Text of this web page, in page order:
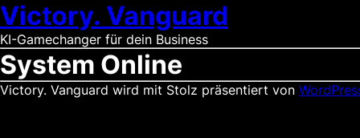
Victory. Vanguard
KI-Gamechanger für dein Business
System Online
Victory. Vanguard wird mit Stolz präsentiert von